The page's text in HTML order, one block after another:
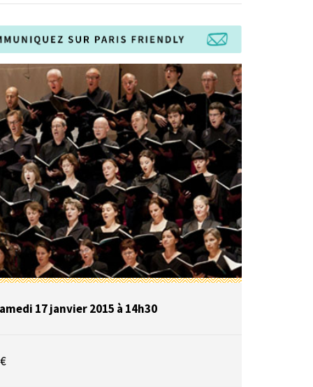
17 janvier 2015 à 14h30